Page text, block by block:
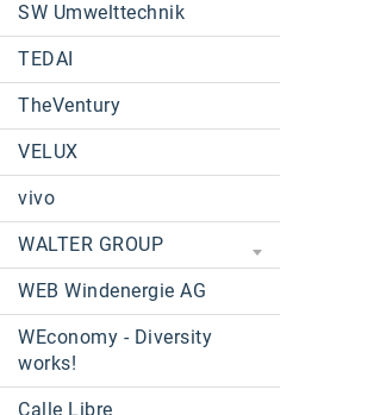
SW Umwelttechnik
TEDAI
TheVentury
VELUX
vivo
WALTER GROUP
WEB Windenergie AG
WEconomy - Diversity
works!
Calle Libre